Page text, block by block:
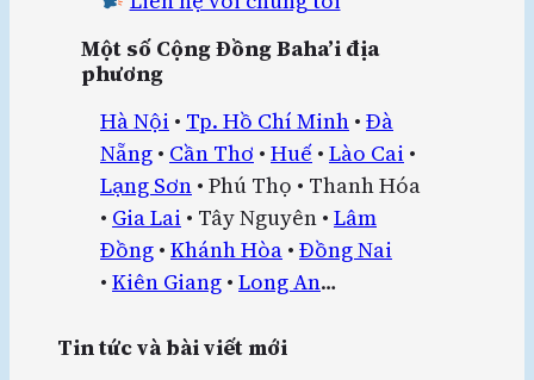
Một số Cộng Đồng Baha’i địa
phương
Hà Nội • Tp. Hồ Chí Minh • Đà
Nẵng • Cần Thơ • Huế • Lào Cai •
Lạng Sơn • Phú Thọ • Thanh Hóa
• Gia Lai • Tây Nguyên • Lâm
Đồng • Khánh Hòa • Đồng Nai
• Kiên Giang • Long An…
Tin tức và bài viết mới